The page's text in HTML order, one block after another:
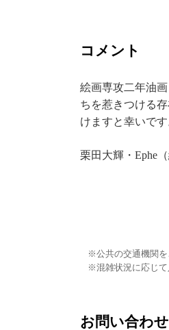
コメント
絵画専攻二年油
ちを惹きつける
けますと幸いです
栗田大輝・Ephe
公共の交通機関を
混雑状況に応じ
お問い合わせ